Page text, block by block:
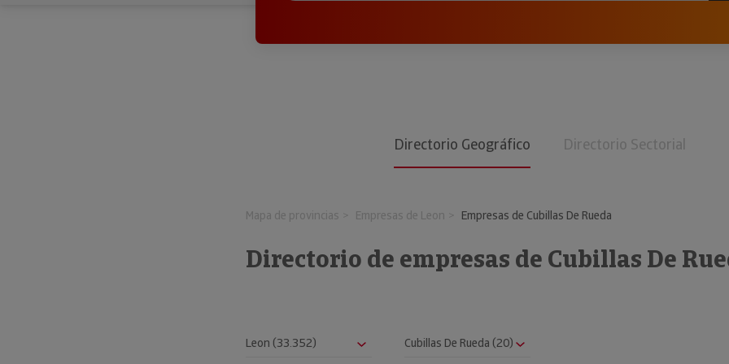
Directorio Geográfico Directorio Sectorial
Mapa de provincias Empresas de Leon Empresas de Cubillas De Rueda
Directorio de empresas de Cubillas De